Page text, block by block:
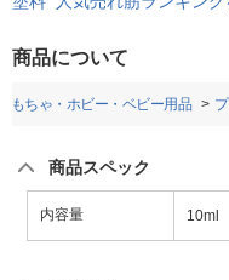
商品について
もちゃ・ホビー・ベビー用品
商品スペック
内容量 10ml